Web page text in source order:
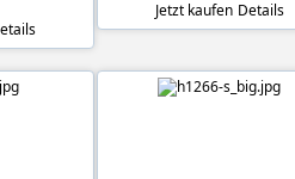
Jetzt kaufen Details